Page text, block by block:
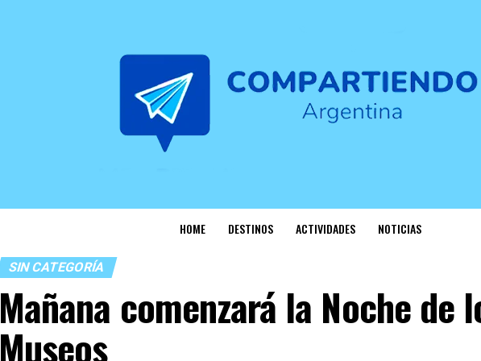
HOME DESTINOS ACTIVIDADES NOTICIAS
SIN CATEGORÍA
Mañana comenzará la Noche de
Museos